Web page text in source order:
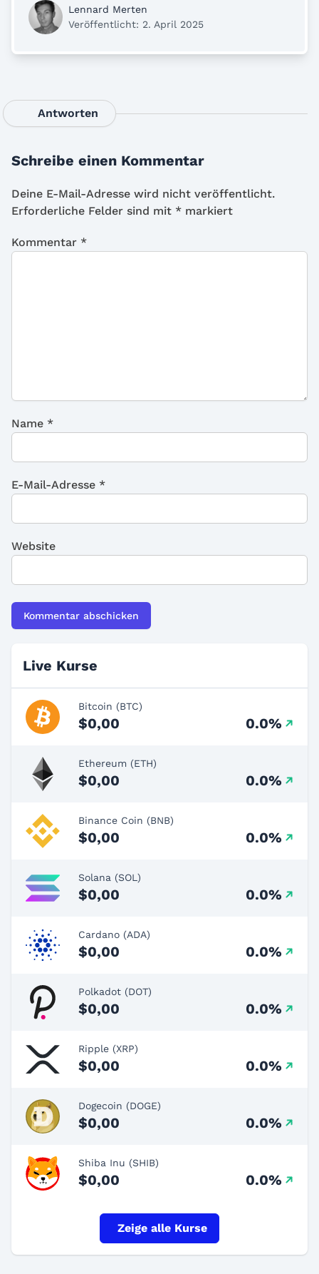
Lennard Merten
Veröffentlicht: 2. April 2025
Antworten
Schreibe einen Kommentar
Deine E-Mail-Adresse wird nicht veröffentlicht.
Erforderliche Felder sind mit * markiert
Kommentar *
Name *
E-Mail-Adresse *
Website
Live Kurse
Bitcoin (BTC)
$0,00 0.0%
Ethereum (ETH)
$0,00 0.0%
Binance Coin (BNB)
$0,00 0.0%
Solana (SOL)
$0,00 0.0%
Cardano (ADA)
$0,00 0.0%
Polkadot (DOT)
$0,00 0.0%
Ripple (XRP)
$0,00 0.0%
Dogecoin (DOGE)
$0,00 0.0%
Shiba Inu (SHIB)
$0,00 0.0%
Zeige alle Kurse